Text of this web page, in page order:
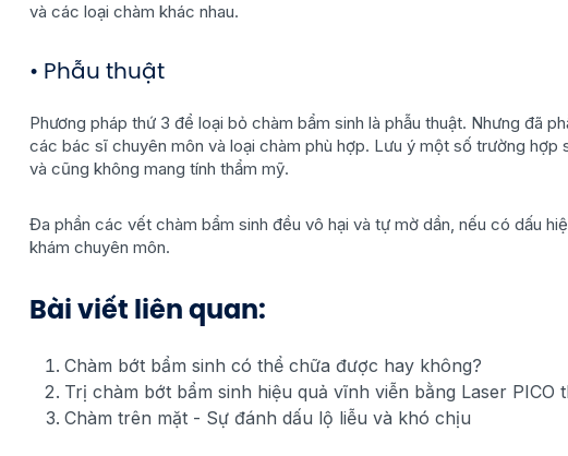
và các loại chàm khác nhau.
• Phẫu thuật
Phương pháp thứ 3 để loại bỏ chàm bẩm sinh là phẫu thuật. Nhưng đã
các bác sĩ chuyên môn và loại chàm phù hợp. Lưu ý một số trường hợp
và cũng không mang tính thẩm mỹ.
Đa phần các vết chàm bẩm sinh đều vô hại và tự mờ dần, nếu có dấu
khám chuyên môn.
Bài viết liên quan:
Chàm bớt bẩm sinh có thể chữa được hay không?
Trị chàm bớt bẩm sinh hiệu quả vĩnh viễn bằng Laser PICO
Chàm trên mặt - Sự đánh dấu lộ liễu và khó chịu